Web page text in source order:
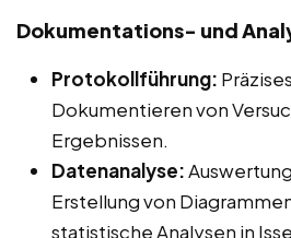
Dokumentations- und
Protokollführung:
Dokumentieren von
Ergebnissen.
Datenanalyse:
Erstellung von
statistische Analysen in